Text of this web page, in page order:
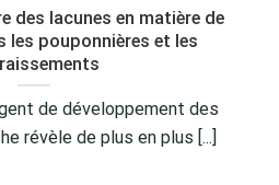
des lacunes en matière de
les pouponnières et les
de développement des
révèle de plus en plus [...]